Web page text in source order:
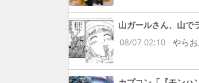
山ガールさん、山で
08/07 02:10
やら